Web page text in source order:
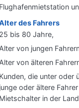
Flughafenmietstation
des Fahrers
25 bis 80 Jahre,
Alter von jungen
Alter von älteren
Kunden, die unter oder
junge oder ältere
Mietschalter in der